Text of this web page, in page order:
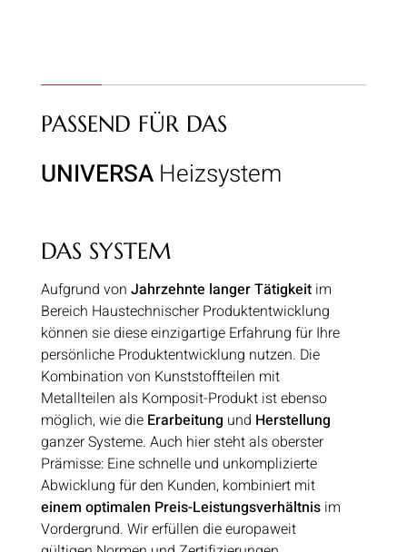
PASSEND FÜR DAS
UNIVERSAHeizsystem
Aufgrund von Jahrzehnte langer Tätigkeitim
Bereich Haustechnischer Produktentwicklung
können sie diese einzigartige Erfahrung für Ihre
persönliche Produktentwicklung nutzen. Die
Kombination von Kunststoffteilen mit
Metallteilen als Komposit-Produkt ist ebenso
möglich, wie die Erarbeitung und Herstellung
ganzer Systeme. Auch hier steht als oberster
Prämisse: Eine schnelle und unkomplizierte
Abwicklung für den Kunden, kombiniert mit
einem optimalen Preis-Leistungsverhältnisim
Vordergrund. Wir erfüllen die europaweit
DAS SYSTEM